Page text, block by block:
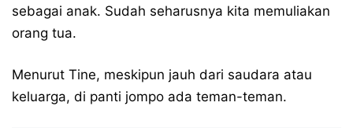
sebagai anak. Sudah seharusnya kita memuliakan
orang tua.
Menurut Tine, meskipun jauh dari saudara atau
keluarga, di panti jompo ada teman-teman.